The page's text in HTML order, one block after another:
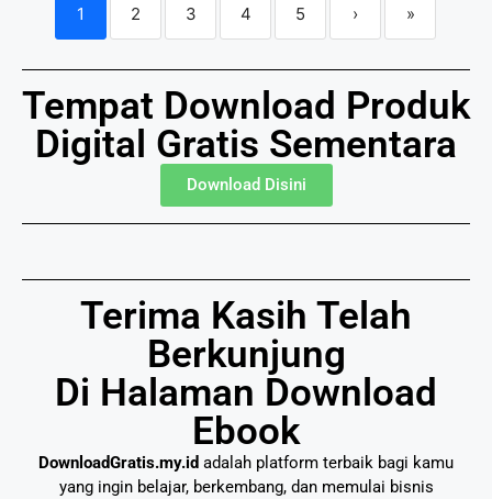
1 2 3 4 5 › »
Tempat Download Produk
Digital Gratis Sementara
Download Disini
Terima Kasih Telah
Berkunjung
Di Halaman Download
Ebook
DownloadGratis.my.id adalah platform terbaik bagi kamu
yang ingin belajar, berkembang, dan memulai bisnis